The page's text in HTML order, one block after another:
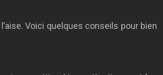
Voici quelques conseils pour bien